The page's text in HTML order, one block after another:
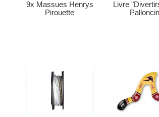
9x Massues Henrys
Pirouette
Livre